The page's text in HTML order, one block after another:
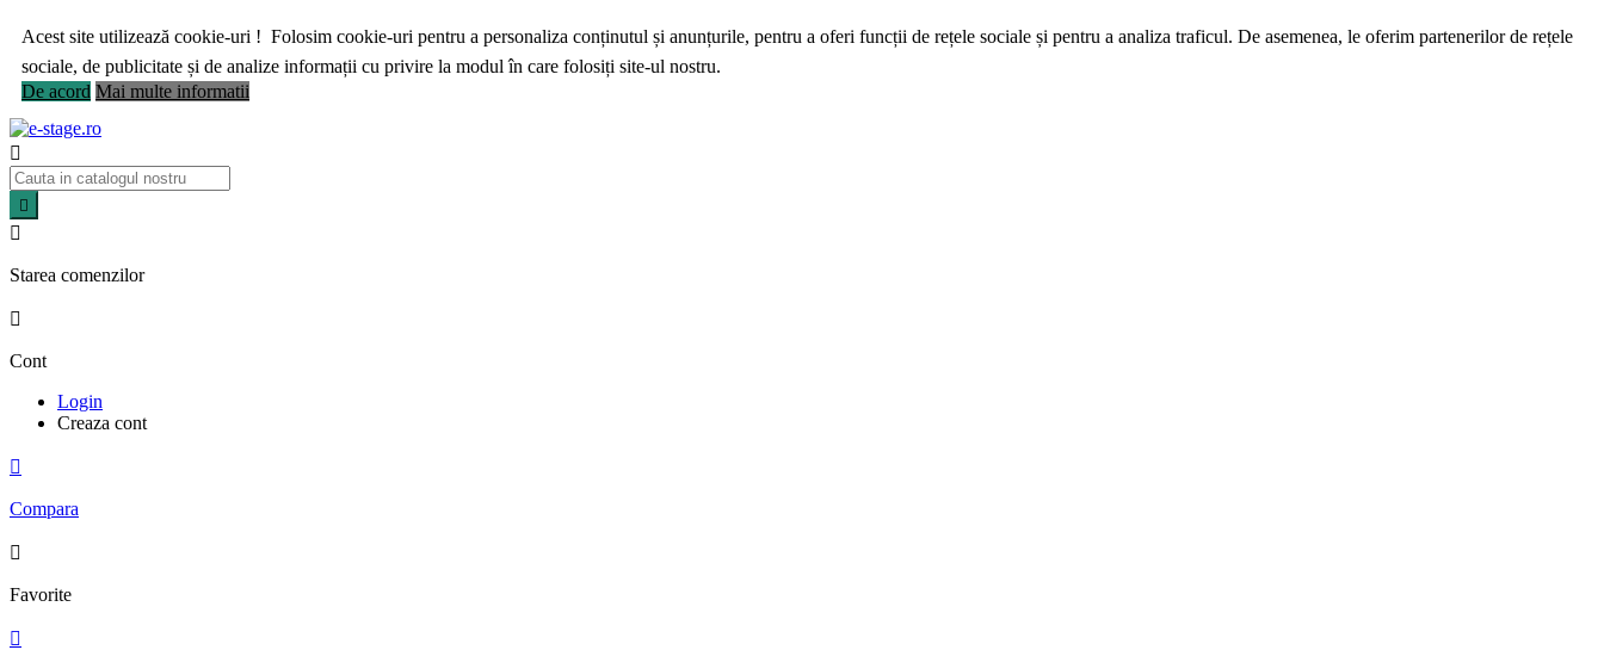
Acest site utilizează cookie-uri ! Folosim cookie-uri pentru a personaliza conținutul și anunțurile, pentru a oferi funcții de rețele sociale și pentru a analiza traficul. De asemenea, le oferim partenerilor de rețele
sociale, de publicitate și de analize informații cu privire la modul în care folosiți site-ul nostru.
De acord Mai multe informatii



Starea comenzilor

Cont
Login
Creaza cont

Compara

Favorite
